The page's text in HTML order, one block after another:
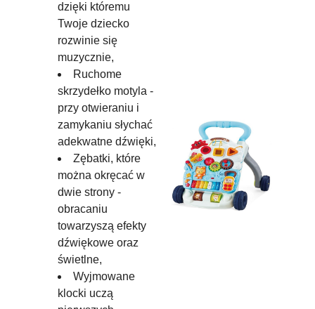
dzięki któremu
Twoje dziecko
rozwinie się
muzycznie,
Ruchome
skrzydełko motyla -
przy otwieraniu i
zamykaniu słychać
adekwatne dźwięki,
Zębatki, które
można okręcać w
dwie strony -
obracaniu
towarzyszą efekty
dźwiękowe oraz
świetlne,
Wyjmowane
klocki uczą